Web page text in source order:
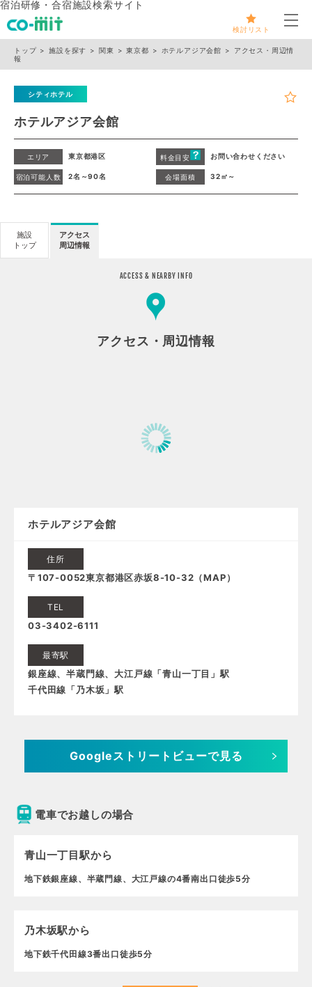
宿泊研修・合宿施設検索サイト
検討リスト
メ
トップ 施設を探す 関東 東京都 ホテルアジア会館
アクセス・周辺情
報
シティホテル
ホテルアジア会館
エリア 東京都港区 料金目安 お問い合わせください
宿泊可能人数 2名～90名 会場面積 32㎡～
施設
トップ
アクセス
周辺情報
ACCESS & NEARBY INFO
アクセス・周辺情報
ホテルアジア会館
住所
〒107-0052東京都港区赤坂8-10-32（MAP）
TEL
03-3402-6111
最寄駅
銀座線、半蔵門線、大江戸線「青山一丁目」駅
千代田線「乃木坂」駅
Googleストリートビューで見る
電車でお越しの場合
青山一丁目駅から
地下鉄銀座線、半蔵門線、大江戸線の4番南出口徒歩5分
乃木坂駅から
地下鉄千代田線3番出口徒歩5分